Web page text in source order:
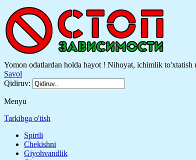
Yomon odatlardan holda hayot ! Nihoyat, ichimlik
Savol
Qidiruv:
Menyu
Tarkibga o'tish
Spirtli
Chekishni
Giyohvandlik